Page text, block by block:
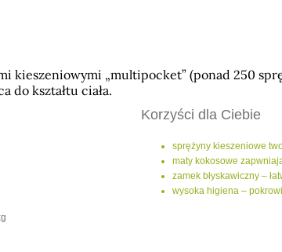
kieszeniowymi „multipocket” (ponad 250
do kształtu ciała.
Korzyści dla Ciebie
sprężyny kieszeniowe
maty kokosowe
zamek błyskawiczny –
wysoka higiena –